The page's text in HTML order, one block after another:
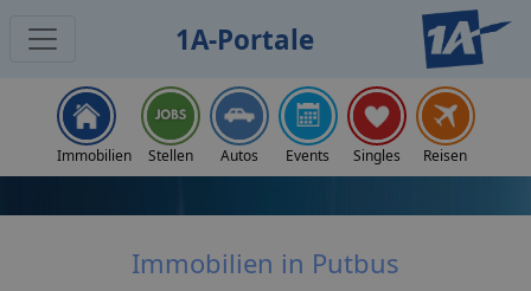
1A-Portale
Immobilien Stellen Autos Events Singles Reisen
Immobilien in Putbus